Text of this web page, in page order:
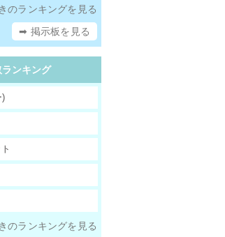
のランキングを見る
➡ 掲示板を見る
ンキング
)
のランキングを見る